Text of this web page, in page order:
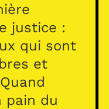
justice :
qui sont
et
pain du